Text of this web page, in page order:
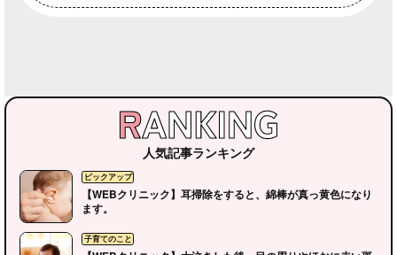
人気記事ランキング
【WEBクリニック】耳掃除をすると、綿棒が真っ黄色になり
ます。